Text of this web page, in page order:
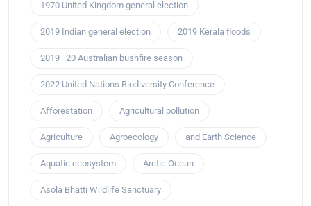
1970 United Kingdom general election
2019 Indian general election 2019 Kerala floods
2019–20 Australian bushfire season
2022 United Nations Biodiversity Conference
Afforestation Agricultural pollution
Agriculture Agroecology and Earth Science
Aquatic ecosystem Arctic Ocean
Asola Bhatti Wildlife Sanctuary